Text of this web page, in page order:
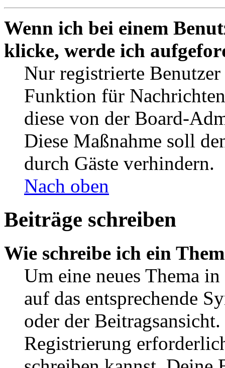
Wenn ich bei einem
klicke, werde ich
Nur registrierte
Funktion für
diese von der Board-
Diese Maßnahme soll
durch Gäste verhindern.
Nach oben
Beiträge schreiben
Wie schreibe ich ein
Um eine neues Thema
auf das entsprechende
oder der
Registrierung